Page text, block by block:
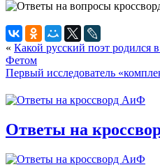
« Какой русский поэт родился
Фетом
Первый исследователь
Ответы на